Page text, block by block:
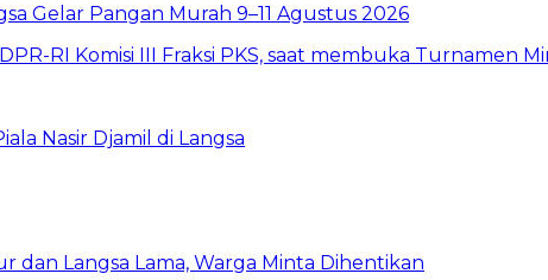
Gelar Pangan Murah 9–11 Agustus 2026
Nasir Djamil di Langsa
dan Langsa Lama, Warga Minta Dihentikan